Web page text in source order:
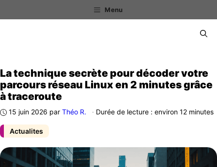
au
Menu
Actualites
La technique secrète pour décoder votre
parcours réseau Linux en 2 minutes grâce
à traceroute
15 juin 2026 par Théo R. · Durée de lecture : environ 12 minutes